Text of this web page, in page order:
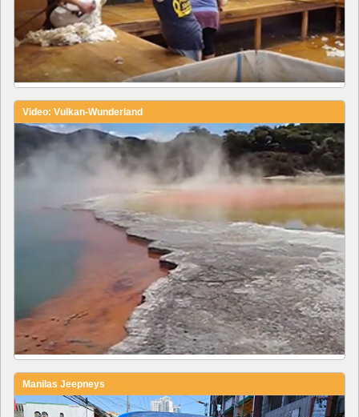
Video: Vulkan-Wunderland
Manilas Jeepneys